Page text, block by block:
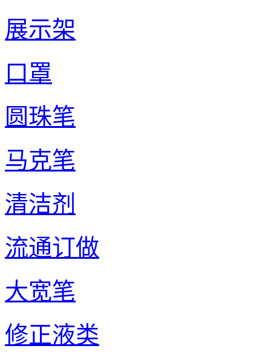
展示架
口罩
圆珠笔
马克笔
清洁剂
流通订做
大宽笔
修正液类